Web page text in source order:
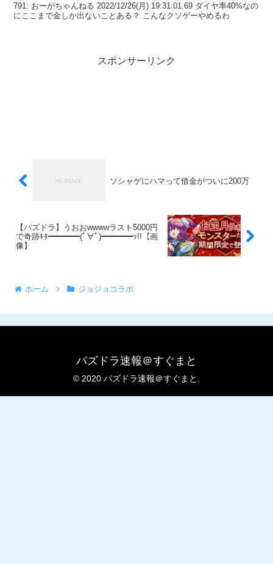
791: おーがちゃんねる 2022/12/26(月) 19:31:01.69 ダイヤ率40%なの
にここまで金しか出ないことある？ こんなクソゲーやめるわ
スポンサーリンク
ソシャゲにハマって借金がついに200万
【パズドラ】うおおwwwwラスト5000円
で奇跡ｷﾀ━━━━(ﾟ∀ﾟ)━━━━ｯ!!【画
像】
ホーム ジョジョコラボ
パズドラ速報＠すぐまと
© 2020 パズドラ速報＠すぐまと.